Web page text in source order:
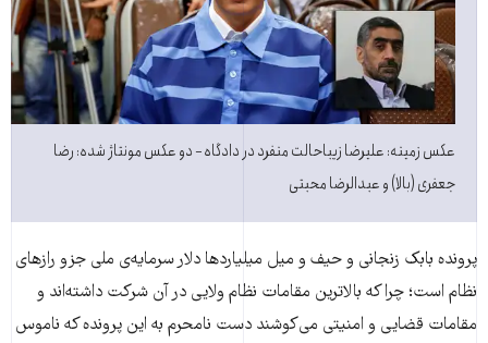
عکس زمینه: علیرضا زیباحالت منفرد در دادگاه − دو عکس مونتاژ شده: رضا
جعفری (بالا) و عبدالرضا محبتی
پرونده بابک زنجانی و حیف و میل میلیاردها دلار سرمایه‌ی ملی جزو رازهای
نظام است؛ چرا که بالاترین مقامات نظام ولایی در آن شرکت داشته‌اند و
مقامات قضایی و امنیتی می‌کوشند دست نامحرم به این پرونده که ناموس